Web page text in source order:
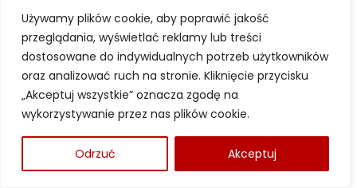
Używamy plików cookie, aby poprawić jakość
przeglądania, wyświetlać reklamy lub treści
dostosowane do indywidualnych potrzeb użytkowników
oraz analizować ruch na stronie. Kliknięcie przycisku
„Akceptuj wszystkie” oznacza zgodę na
wykorzystywanie przez nas plików cookie.
Odrzuć Akceptuj